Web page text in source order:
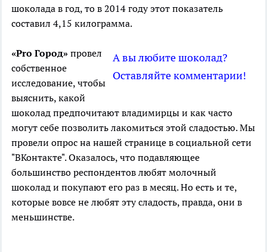
шоколада в год, то в 2014 году этот показатель
составил 4,15 килограмма.
А вы любите шоколад?
Оставляйте комментарии!
«Pro Город» провел
собственное
исследование, чтобы
выяснить, какой
шоколад предпочитают владимирцы и как часто
могут себе позволить лакомиться этой сладостью. Мы
провели опрос на нашей странице в социальной сети
"ВКонтакте". Оказалось, что подавляющее
большинство респондентов любят молочный
шоколад и покупают его раз в месяц. Но есть и те,
которые вовсе не любят эту сладость, правда, они в
меньшинстве.